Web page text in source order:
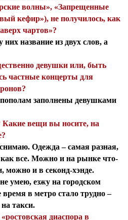
волны», «Запрещенные
кефир»), не получилось, как
чартов»?
название из двух слов, а
девушки или, быть
частные концерты для
заполнены девушками
вещи вы носите, на
Одежда – самая разная,
все. Можно и на рынке что-
можно и в секонд-хэнде.
умею, езжу на городском
время в метро стало трудно –
такси.
диаспора в